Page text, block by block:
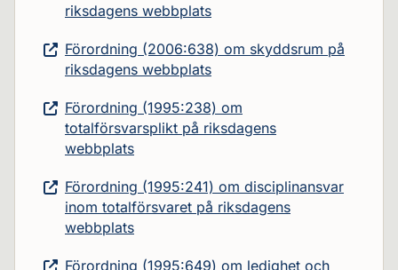
riksdagens webbplats
Förordning (2006:638) om skyddsrum på
riksdagens webbplats
Förordning (1995:238) om
totalförsvarsplikt på riksdagens
webbplats
Förordning (1995:241) om disciplinansvar
inom totalförsvaret på riksdagens
webbplats
Förordning (1995:649) om ledighet och